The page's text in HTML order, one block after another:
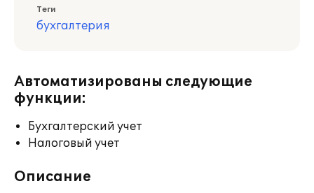
Теги
бухгалтерия
Автоматизированы следующие
функции:
Бухгалтерский учет
Налоговый учет
Описание